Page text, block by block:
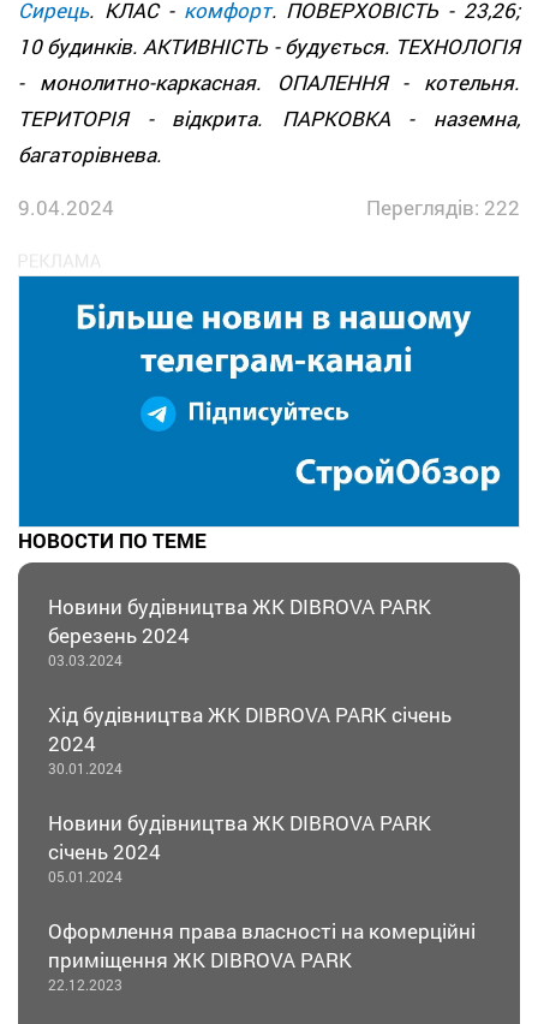
Сирець. КЛАС - комфорт. ПОВЕРХОВІСТЬ - 23,26;
10 будинків. АКТИВНІСТЬ - будується. ТЕХНОЛОГІЯ
- монолитно-каркасная. ОПАЛЕННЯ - котельня.
ТЕРИТОРІЯ - відкрита. ПАРКОВКА - наземна,
багаторівнева.
9.04.2024
Переглядів: 222
НОВОСТИ ПО ТЕМЕ
Новини будівництва ЖК DIBROVA PARK
березень 2024
03.03.2024
Хід будівництва ЖК DIBROVA PARK січень
2024
30.01.2024
Новини будівництва ЖК DIBROVA PARK
січень 2024
05.01.2024
Оформлення права власності на комерційні
приміщення ЖК DIBROVA PARK
22.12.2023